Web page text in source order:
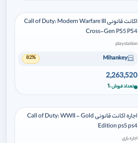
اکانت قانونی Call of Duty: Modern Warfare III
Cross-Gen PS5 PS4
playstation
Mihankey
82%
2,263,520
تعداد فروش 1
اجاره اکانت قانونی Call of Duty: WWII - Gold
Edition ps5 ps4
اجاره بازی